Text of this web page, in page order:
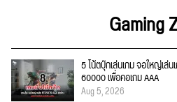
Gaming
5 โน้ตบุ๊กเล่นเกม จอใหญ่เล่
60000 เพื่อคอเกม AAA
Aug 5, 2026